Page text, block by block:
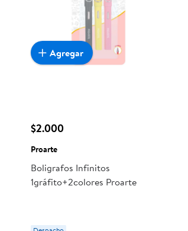
$2.000
Proarte
Boligrafos Infinitos
1gráfito+2colores Proarte
Agregar